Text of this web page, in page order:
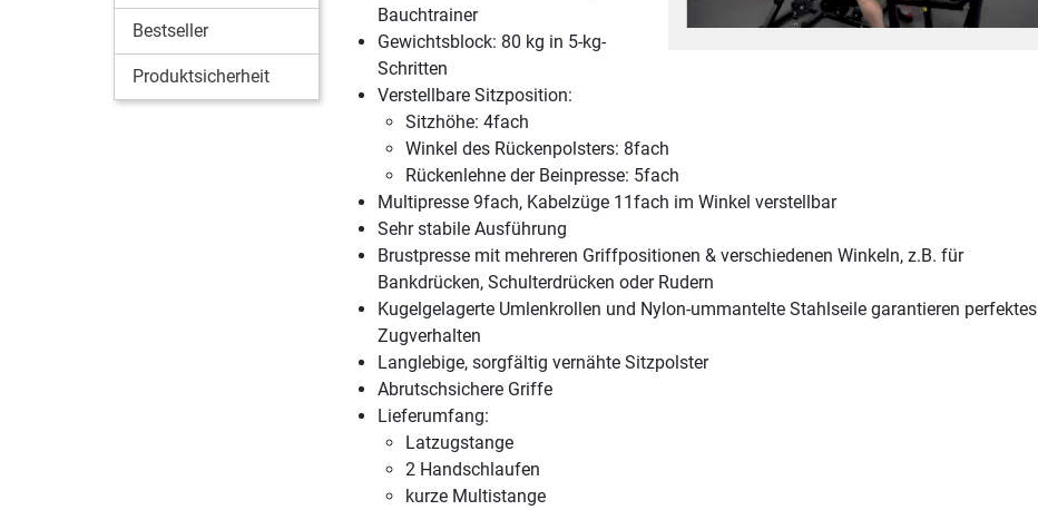
Bestseller
Produktsicherheit
Bauchtrainer
Gewichtsblock: 80 kg in 5-kg-
Schritten
Verstellbare Sitzposition:
Sitzhöhe: 4fach
Winkel des Rückenpolsters: 8fach
Rückenlehne der Beinpresse: 5fach
Multipresse 9fach, Kabelzüge 11fach im Winkel verstellbar
Sehr stabile Ausführung
Brustpresse mit mehreren Griffpositionen & verschiedenen Winkeln, z.B. für
Bankdrücken, Schulterdrücken oder Rudern
Kugelgelagerte Umlenkrollen und Nylon-ummantelte Stahlseile garantieren perfektes
Zugverhalten
Langlebige, sorgfältig vernähte Sitzpolster
Abrutschsichere Griffe
Lieferumfang:
Latzugstange
2 Handschlaufen
kurze Multistange